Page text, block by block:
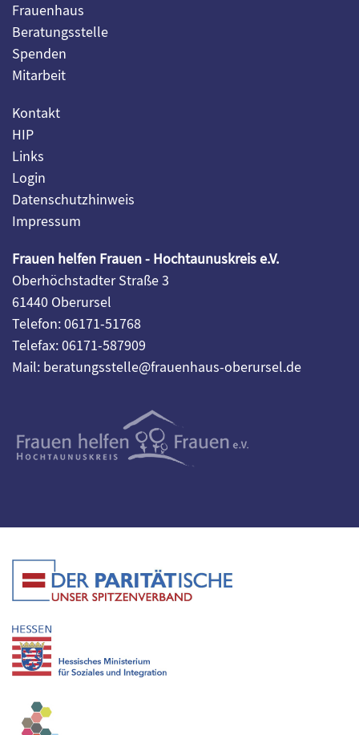
Frauenhaus
Beratungsstelle
Spenden
Mitarbeit
Kontakt
HIP
Links
Login
Datenschutzhinweis
Impressum
Frauen helfen Frauen - Hochtaunuskreis e.V.
Oberhöchstadter Straße 3
61440 Oberursel
Telefon: 06171-51768
Telefax: 06171-587909
Mail: beratungsstelle@frauenhaus-oberursel.de